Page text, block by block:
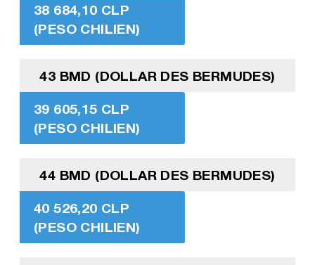
38 684,10 CLP
(PESO CHILIEN)
43 BMD (DOLLAR DES BERMUDES)
39 605,15 CLP
(PESO CHILIEN)
44 BMD (DOLLAR DES BERMUDES)
40 526,20 CLP
(PESO CHILIEN)